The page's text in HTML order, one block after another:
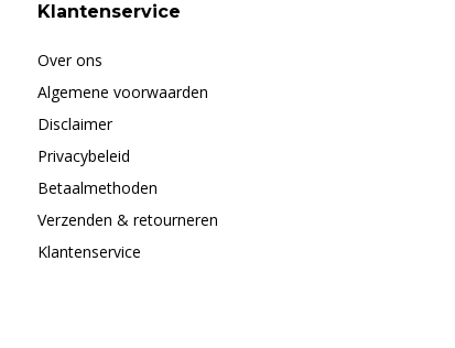
Klantenservice
Over ons
Algemene voorwaarden
Disclaimer
Privacybeleid
Betaalmethoden
Verzenden & retourneren
Klantenservice